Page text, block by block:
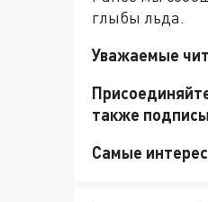
глыбы льда.
Уважаемые
также
Самые